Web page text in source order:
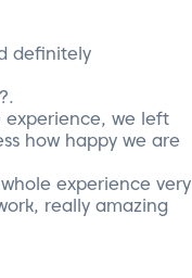
definitely
we left
how happy we are
experience very
really amazing